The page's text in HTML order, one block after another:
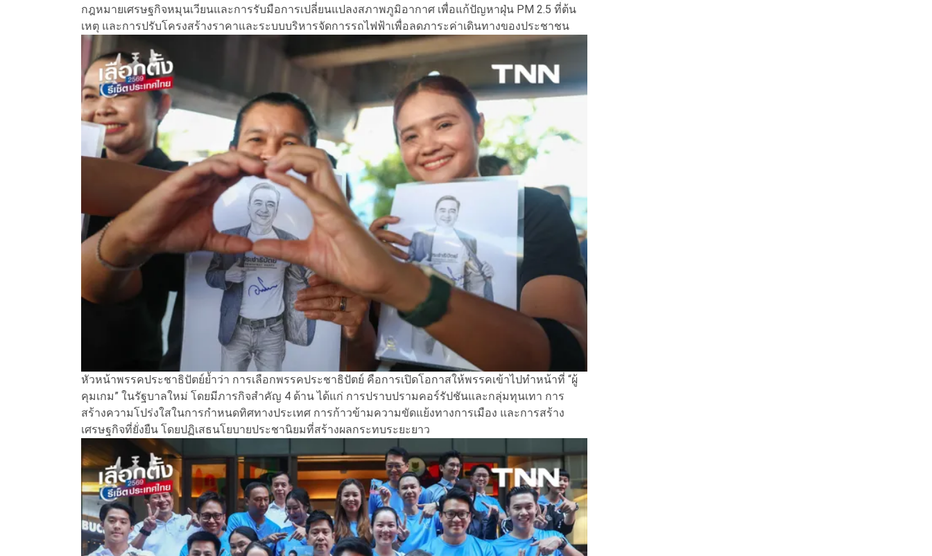
กฎหมายเศรษฐกิจหมุนเวียนและการรับมือการเปลี่ยนแปลงสภาพภูมิอากาศ เพื่อแก้ปัญหาฝุ่น PM 2.5 ที่ต้น
เหตุ และการปรับโครงสร้างราคาและระบบบริหารจัดการรถไฟฟ้าเพื่อลดภาระค่าเดินทางของประชาชน
หัวหน้าพรรคประชาธิปัตย์ย้ำว่า การเลือกพรรคประชาธิปัตย์ คือการเปิดโอกาสให้พรรคเข้าไปทำหน้าที่ “ผู้
คุมเกม” ในรัฐบาลใหม่ โดยมีภารกิจสำคัญ 4 ด้าน ได้แก่ การปราบปรามคอร์รัปชันและกลุ่มทุนเทา การ
สร้างความโปร่งใสในการกำหนดทิศทางประเทศ การก้าวข้ามความขัดแย้งทางการเมือง และการสร้าง
เศรษฐกิจที่ยั่งยืน โดยปฏิเสธนโยบายประชานิยมที่สร้างผลกระทบระยะยาว